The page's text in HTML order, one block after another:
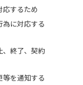
応するため
に対応する
、終了、契約
を通知する